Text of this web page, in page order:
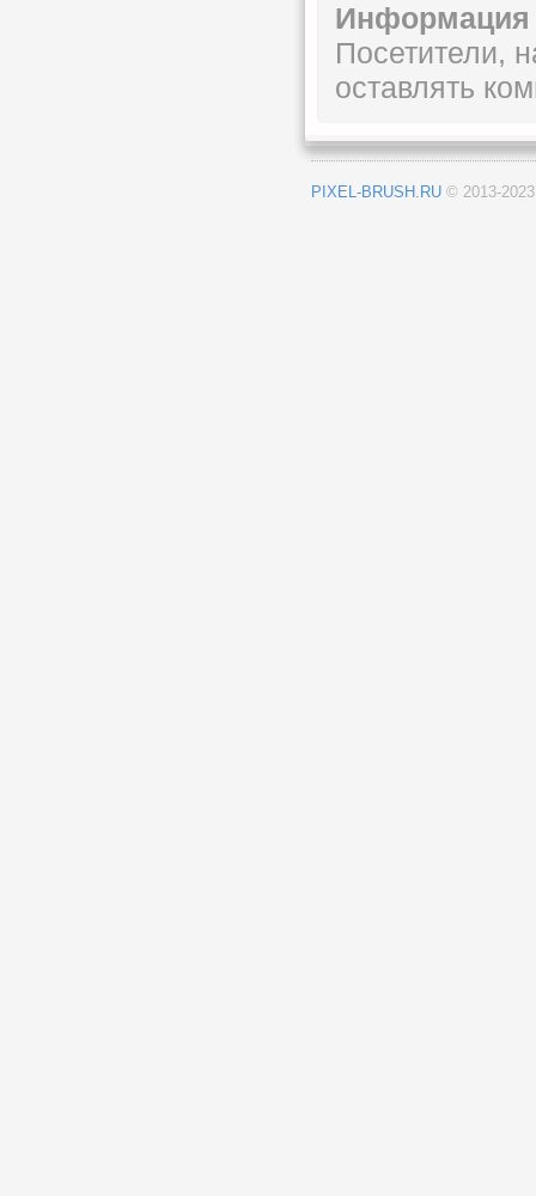
Информация
Посетители,
оставлять
PIXEL-BRUSH.RU © 2013-